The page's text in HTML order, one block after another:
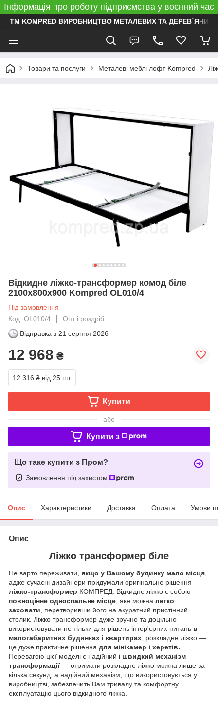
Інформація про роботу підприємства у воєнний час
ТМ KOMPRED ВИРОБНИЦТВО МЕТАЛЕВИХ ТА ДЕРЕВ`ЯНИХ
Товари та послуги Металеві меблі лофт Kompred
Відкидне ліжко-трансформер комод біле
2100х800х900 Kompred OL010/4
Під замовлення
Код: OL010/4
Опт і роздріб
Відправка з 21 серпня 2026
12 968 ₴
12 316 ₴ від 25 шт.
Купити
або
Купити з
Що таке купити з Пром?
Замовлення під захистом
Опис Характеристики Доставка Оплата Умови
Опис
Ліжко трансформер біле
Не варто переживати, якщо у Вашому будинку мало місця,
адже сучасні дизайнери придумали оригінальне рішення —
ліжко-трансформер КОМПРЕД. Відкидне ліжко є собою
повноцінне односпальне місце, яке можна легко
заховати, перетворивши його на акуратний пристінний
столик. Ліжко трансформер дуже зручно та доцільно
використовувати не тільки для рішень інтер'єрних питань в
малогабаритних будинках і квартирах, розкладне ліжко —
це дуже практичне рішення для мінікамер і херетів.
Перевагою цієї моделі є надійний і швидкий механізм
трансформації— отримати розкладне ліжко можна лише за
кілька секунд, а надійний механізм, що використовується у
виробництві, забезпечить Вам тривалу та комфортну
експлуатацію цього відкидного ліжка.